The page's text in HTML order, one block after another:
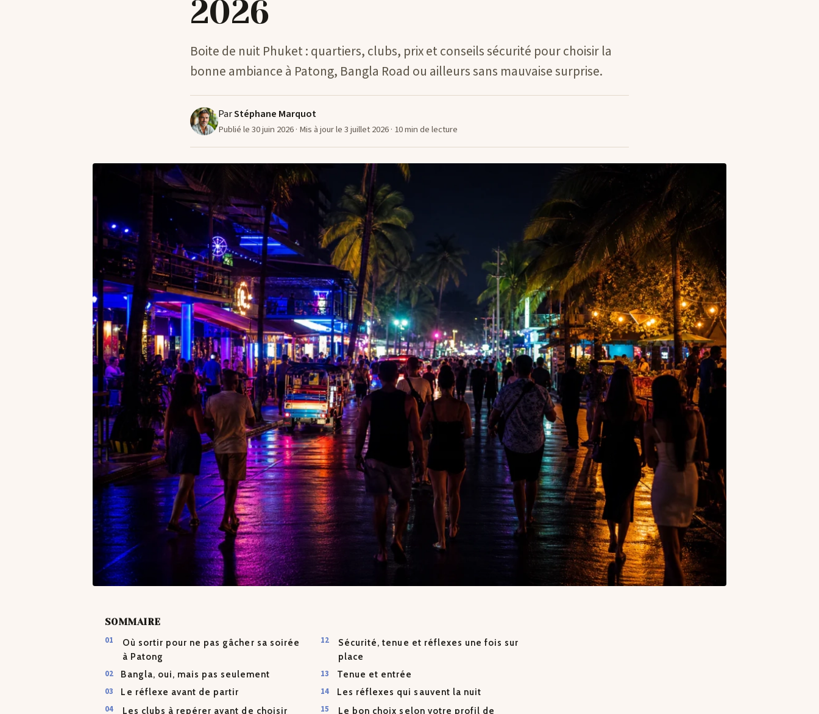
2026
Boite de nuit Phuket : quartiers, clubs, prix et conseils sécurité pour choisir la
bonne ambiance à Patong, Bangla Road ou ailleurs sans mauvaise surprise.
ParStéphane Marquot
Publié le 30 juin 2026· Mis à jour le 3 juillet 2026· 10 min de lecture
SOMMAIRE
Où sortir pour ne pas gâcher sa soirée
à Patong
Bangla, oui, mais pas seulement
Le réflexe avant de partir
Les clubs à repérer avant de choisir
Sécurité, tenue et réflexes une fois sur
place
Tenue et entrée
Les réflexes qui sauvent la nuit
Le bon choix selon votre profil de